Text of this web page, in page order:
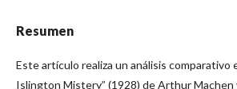
Resumen
Este artículo realiza un análisis
Islington Mistery” (1928) de Arthur Machen